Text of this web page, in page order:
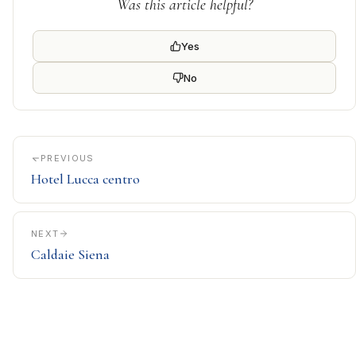
Was this article helpful?
Yes
No
PREVIOUS
Hotel Lucca centro
NEXT
Caldaie Siena